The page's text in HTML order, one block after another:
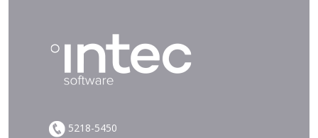
5218-5450